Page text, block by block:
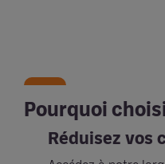
Pourquoi
Réduisez vos